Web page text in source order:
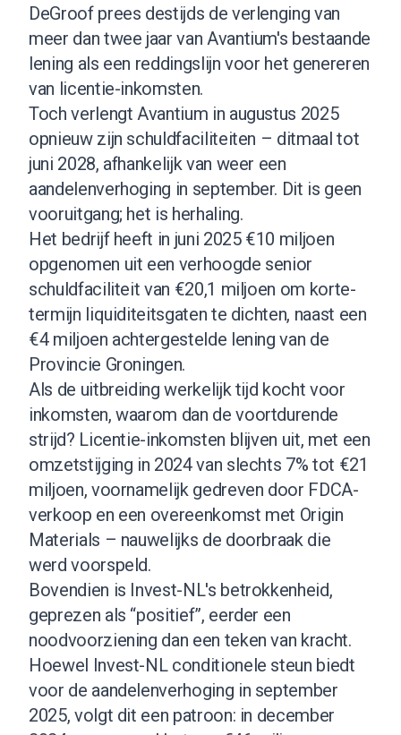
DeGroof prees destijds de verlenging van
meer dan twee jaar van Avantium's bestaande
lening als een reddingslijn voor het genereren
van licentie-inkomsten.
Toch verlengt Avantium in augustus 2025
opnieuw zijn schuldfaciliteiten – ditmaal tot
juni 2028, afhankelijk van weer een
aandelenverhoging in september. Dit is geen
vooruitgang; het is herhaling.
Het bedrijf heeft in juni 2025 €10 miljoen
opgenomen uit een verhoogde senior
schuldfaciliteit van €20,1 miljoen om korte-
termijn liquiditeitsgaten te dichten, naast een
€4 miljoen achtergestelde lening van de
Provincie Groningen.
Als de uitbreiding werkelijk tijd kocht voor
inkomsten, waarom dan de voortdurende
strijd? Licentie-inkomsten blijven uit, met een
omzetstijging in 2024 van slechts 7% tot €21
miljoen, voornamelijk gedreven door FDCA-
verkoop en een overeenkomst met Origin
Materials – nauwelijks de doorbraak die
werd voorspeld.
Bovendien is Invest-NL's betrokkenheid,
geprezen als “positief”, eerder een
noodvoorziening dan een teken van kracht.
Hoewel Invest-NL conditionele steun biedt
voor de aandelenverhoging in september
2025, volgt dit een patroon: in december